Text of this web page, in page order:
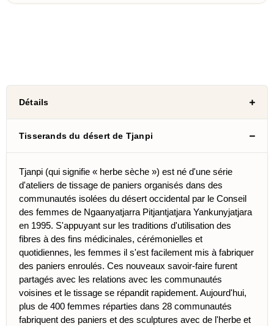
Détails
Tisserands du désert de Tjanpi
Tjanpi (qui signifie « herbe sèche ») est né d'une série
d'ateliers de tissage de paniers organisés dans des
communautés isolées du désert occidental par le Conseil
des femmes de Ngaanyatjarra Pitjantjatjara Yankunyjatjara
en 1995. S'appuyant sur les traditions d'utilisation des
fibres à des fins médicinales, cérémonielles et
quotidiennes, les femmes il s'est facilement mis à fabriquer
des paniers enroulés. Ces nouveaux savoir-faire furent
partagés avec les relations avec les communautés
voisines et le tissage se répandit rapidement. Aujourd'hui,
plus de 400 femmes réparties dans 28 communautés
fabriquent des paniers et des sculptures avec de l'herbe et